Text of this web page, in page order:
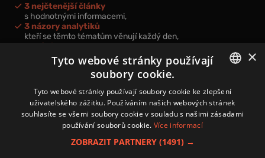
3 nejčtenější články
s hodnotnými informacemi,
3 názory analytiků
kteří se těmto tématům věnují každý den,
nová videa a podcasty
k prohloubení vašich znalostí.
Přihlášením k newsletteru vyjadřujete svůj souhlas spodmínkami
zpracování osobních údajů.
CZECH
×
Tyto webové stránky používají
soubory cookie.
Tyto webové stránky používají soubory cookie ke zlepšení
uživatelského zážitku. Používáním našich webových stránek
souhlasíte se všemi soubory cookie v souladu s našimi zásadami
používání souborů cookie. Více informací
ZOBRAZIT PARTNERY (1491) →